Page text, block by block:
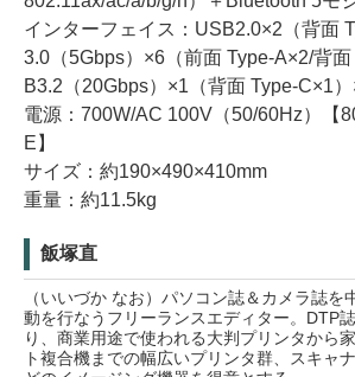
インターフェイス：USB2.0×2（背面
3.0（5Gbps）×6（前面 Type-A×2/背
B3.2（20Gbps）×1（背面 Type-C×1
電源：700W/AC 100V（50/60Hz）【
E】
サイズ：約190×490×410mm
重量：約11.5kg
飯塚直
（いいづか なお）パソコン誌＆カメラ誌を
動を行なうフリーランスエディター。DTP
り、商業用途で使われる大判プリンタから
ト複合機までの幅広いプリンタ群、スキャ